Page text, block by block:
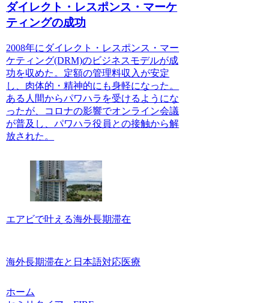
ダイレクト・レスポンス・マーケ
ティングの成功
2008年にダイレクト・レスポンス・マー
ケティング(DRM)のビジネスモデルが成
功を収めた。定額の管理料収入が安定
し、肉体的・精神的にも身軽になった。
ある人間からパワハラを受けるようにな
ったが、コロナの影響でオンライン会議
が普及し、パワハラ役員との接触から解
放された。
エアビで叶える海外長期滞在
海外長期滞在と日本語対応医療
ホーム